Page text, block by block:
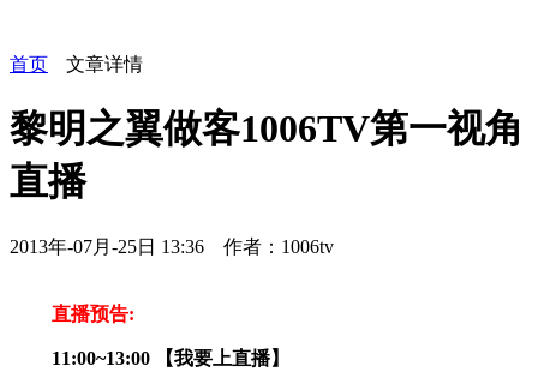
首页 文章详情
黎明之翼做客1006TV第一视角
直播
2013年-07月-25日 13:36 作者：1006tv
直播预告:
11:00~13:00 【我要上直播】